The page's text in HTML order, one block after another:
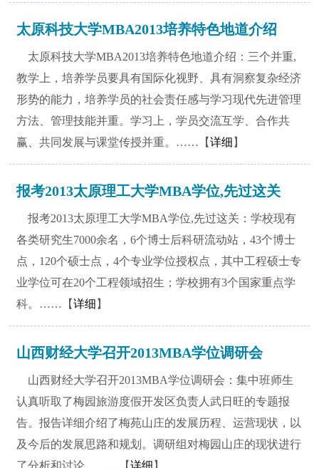
1 2 5 6 7 8
太原科技大学MBA2013培养特色地道介绍
太原科技大学MBA2013培养特色地道介绍：三个并重,
教学上，培养学员要具有国际化视野、具有洞察复杂经济
形势的能力，培养学员的社会责任感与学习现代先进管理
方法、管理技能并重。学习上，学员交流互学、合作共
赢、共同发展与课堂传授并重。……【详细 】
报考2013太原理工大学MBA学位,先过这关
报考2013太原理工大学MBA学位,先过这关：学校现有
各类研究生7000余名，6个博士后科研流动站，43个博士
点，120个硕士点，4个专业学位授权点，其中工程硕士专
业学位可在20个工程领域招生；学校拥有3个国家重点学
科。……【详细 】
山西财经大学召开2013MBA学位调研会
山西财经大学召开2013MBA学位调研会：集中班师生
认真听取了梅园旅游度假开发区负责人武日旺的专题报
告。报告详细介绍了梅苑山庄的发展历程、运营现状，以
及今后的发展思路和规划。调研组对梅园山庄的现状进行
了分析和讨论。……【详细 】